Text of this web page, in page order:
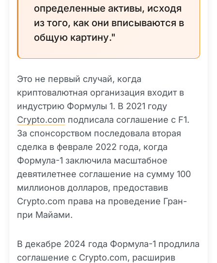
определенные активы, исходя
из того, как они вписываются в
общую картину."
Это не первый случай, когда
криптовалютная организация входит в
индустрию Формулы 1. В 2021 году
Crypto.com подписала соглашение с F1.
За спонсорством последовала вторая
сделка в феврале 2022 года, когда
Формула-1 заключила масштабное
девятилетнее соглашение на сумму 100
миллионов долларов, предоставив
Crypto.com права на проведение Гран-
при Майами.
В декабре 2024 года Формула-1 продлила
соглашение с Crypto.com, расширив